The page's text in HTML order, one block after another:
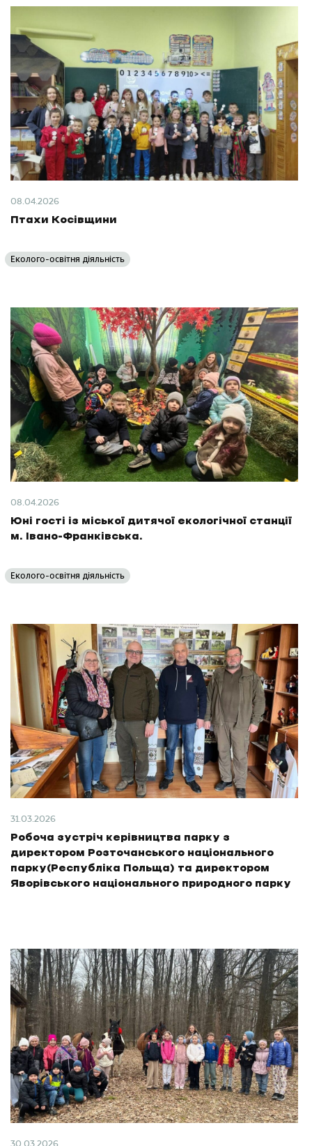
08.04.2026
Птахи Косівщини
Еколого-освітня діяльність
08.04.2026
Юні гості із міської дитячої екологічної станції
м. Івано-Франківська.
Еколого-освітня діяльність
31.03.2026
Робоча зустріч керівництва парку з
директором Розточанського національного
парку(Республіка Польща) та директором
Яворівського національного природного парку
30.03.2026